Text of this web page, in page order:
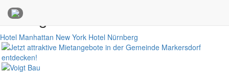
Anzeigen
Hotel Manhattan New York Hotel Nürnberg